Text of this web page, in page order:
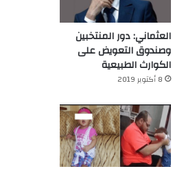
العثماني: دور المنتخبين
وصندوق التعويض على
الكوارث الطبيعية
8 أكتوبر 2019